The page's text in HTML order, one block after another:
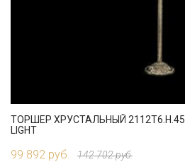
ТОРШЕР ХРУСТАЛЬНЫЙ
LIGHT
99 892 руб. 142 702 руб.